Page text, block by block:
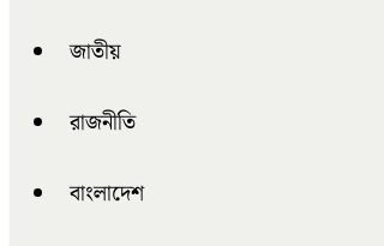
জাতীয়
রাজনীতি
বাংলাদেশ